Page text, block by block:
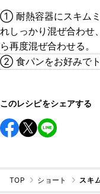
① 耐熱容器にスキムミ
れしっかり混ぜ合わせ
ら再度混ぜ合わせる。
② 食パンをお好みでト
このレシピをシェアする
TOP ショート スキ